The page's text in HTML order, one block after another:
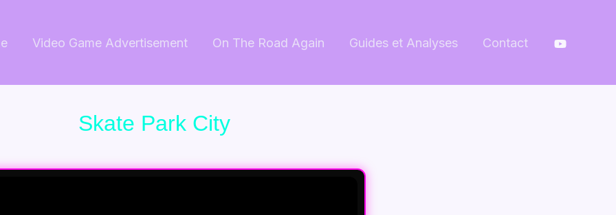
Video Game Advertisement On The Road Again Guides et Analyses Contact
Skate Park City